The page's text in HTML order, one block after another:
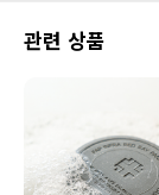
관련 상품